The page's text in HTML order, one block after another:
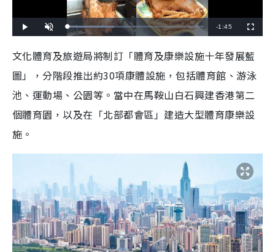
l
n
t
e
L
o
e
d
3
4
2
%
R
a
i
n
n
i
m
e
-1:45
u
s
c
e
e
文化體育及旅遊局將制訂「體育及康樂設施十年發展藍
圖」，分階段推出約30項康體設施，包括體育館、游泳
池、運動場、公園等。當中在馬鞍山白石興建香港第二
個體育園，以及在「北部都會區」建造大型體育康樂設
施。